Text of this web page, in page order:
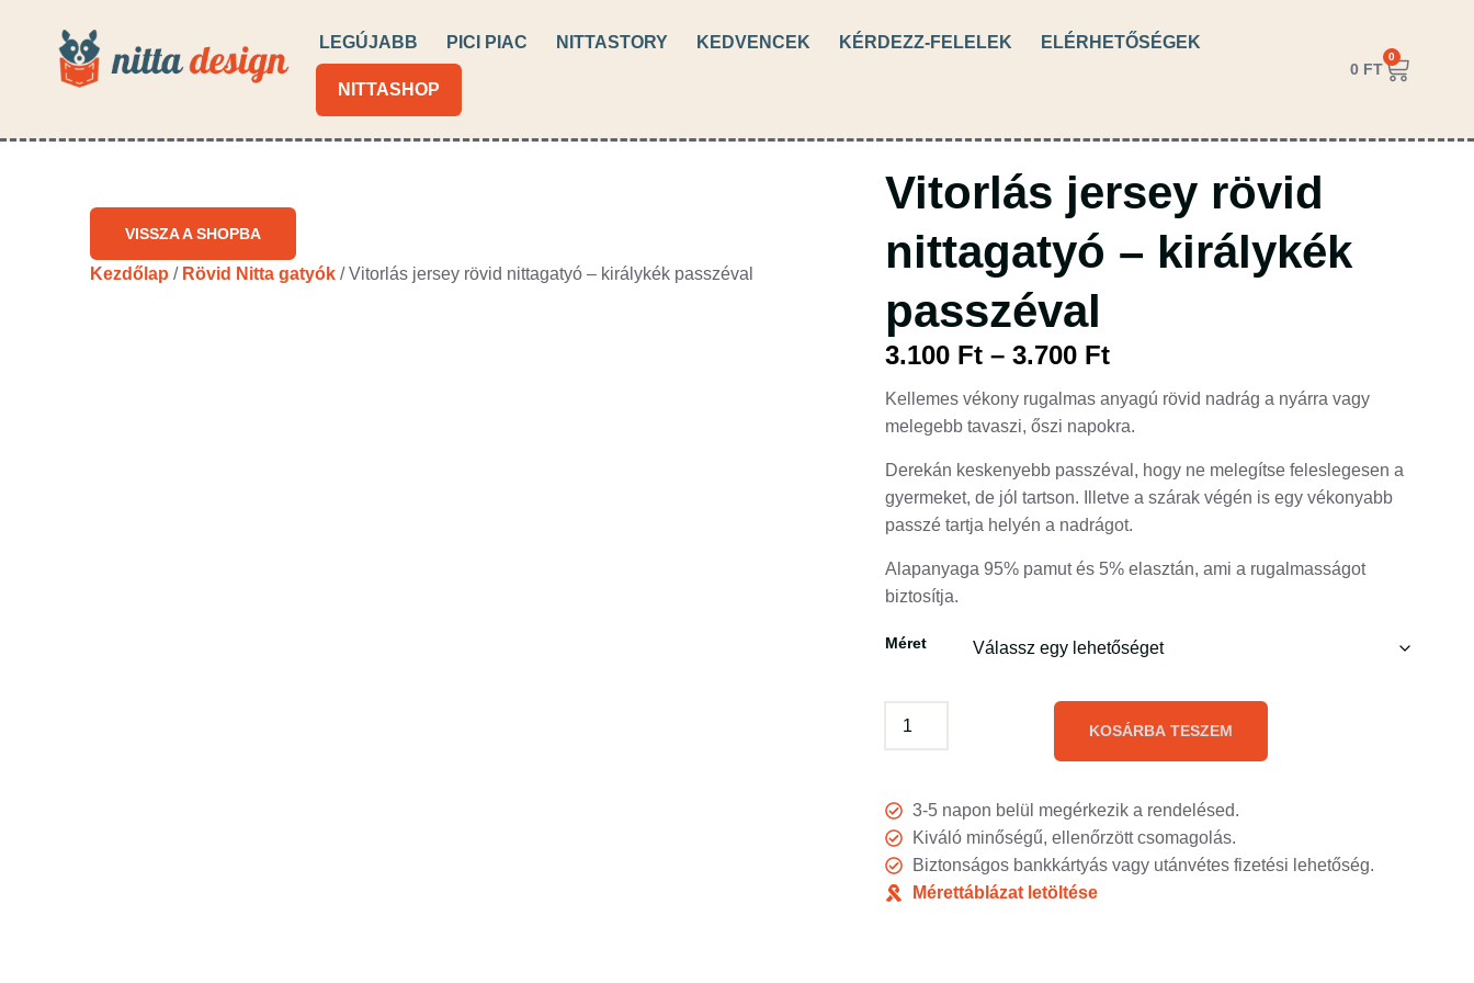
LEGÚJABB PICI PIAC NITTASTORY KEDVENCEK KÉRDEZZ-FELELEK ELÉRHETŐSÉGEK
NITTASHOP
0 FT
0
VISSZA A SHOPBA
Kezdőlap / Rövid Nitta gatyók / Vitorlás jersey rövid nittagatyó – királykék passzéval
Vitorlás jersey rövid
nittagatyó – királykék
passzéval
3.100 Ft – 3.700 Ft
Kellemes vékony rugalmas anyagú rövid nadrág a nyárra vagy
melegebb tavaszi, őszi napokra.
Derekán keskenyebb passzéval, hogy ne melegítse feleslegesen a
gyermeket, de jól tartson. Illetve a szárak végén is egy vékonyabb
passzé tartja helyén a nadrágot.
Alapanyaga 95% pamut és 5% elasztán, ami a rugalmasságot
biztosítja.
Méret
KOSÁRBA TESZEM
3-5 napon belül megérkezik a rendelésed.
Kiváló minőségű, ellenőrzött csomagolás.
Biztonságos bankkártyás vagy utánvétes fizetési lehetőség.
Mérettáblázat letöltése